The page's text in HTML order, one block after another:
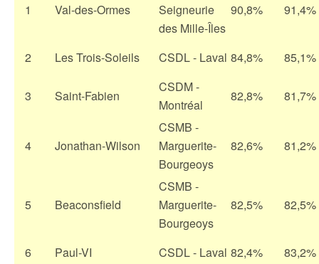
1 Val-des-Ormes
Seigneurie
des Mille-Îles
90,8% 91,4%
2 Les Trois-Soleils CSDL - Laval 84,8% 85,1%
3 Saint-Fabien
CSDM -
Montréal
82,8% 81,7%
4 Jonathan-Wilson
CSMB -
Marguerite-
Bourgeoys
82,6% 81,2%
5 Beaconsfield
CSMB -
Marguerite-
Bourgeoys
82,5% 82,5%
6 Paul-VI CSDL - Laval 82,4% 83,2%